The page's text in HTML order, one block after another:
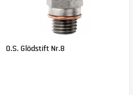
O.S. Glödstift Nr.8